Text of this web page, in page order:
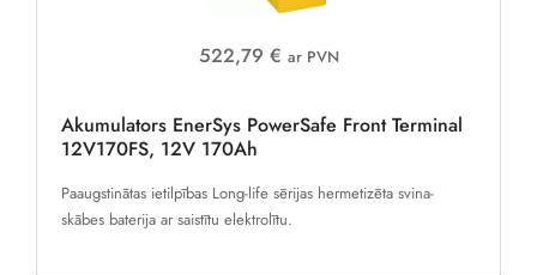
522,79 € ar PVN
Akumulators EnerSys PowerSafe Front Terminal
12V170FS, 12V 170Ah
Paaugstinātas ietilpības Long-life sērijas hermetizēta svina-
skābes baterija ar saistītu elektrolītu.